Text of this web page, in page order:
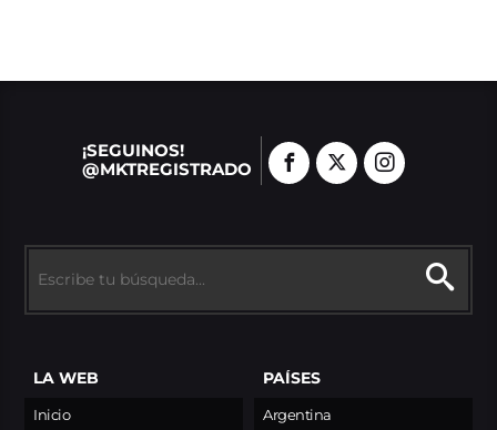
¡SEGUINOS!
@MKTREGISTRADO
LA WEB
Inicio
PAÍSES
Argentina